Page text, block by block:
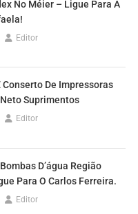
No Méier – Ligue Para A
Editor
Conserto De Impressoras
Suprimentos
Editor
D’água Região
Para O Carlos Ferreira.
Editor